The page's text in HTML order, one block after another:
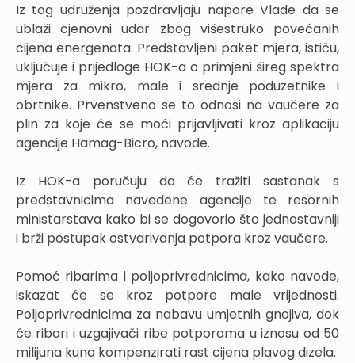
Iz tog udruženja pozdravljaju napore Vlade da se
ublaži cjenovni udar zbog višestruko povećanih
cijena energenata. Predstavljeni paket mjera, ističu,
uključuje i prijedloge HOK-a o primjeni šireg spektra
mjera za mikro, male i srednje poduzetnike i
obrtnike. Prvenstveno se to odnosi na vaučere za
plin za koje će se moći prijavljivati kroz aplikaciju
agencije Hamag-Bicro, navode.
Iz HOK-a poručuju da će tražiti sastanak s
predstavnicima navedene agencije te resornih
ministarstava kako bi se dogovorio što jednostavniji
i brži postupak ostvarivanja potpora kroz vaučere.
Pomoć ribarima i poljoprivrednicima, kako navode,
iskazat će se kroz potpore male vrijednosti.
Poljoprivrednicima za nabavu umjetnih gnojiva, dok
će ribari i uzgajivači ribe potporama u iznosu od 50
milijuna kuna kompenzirati rast cijena plavog dizela.